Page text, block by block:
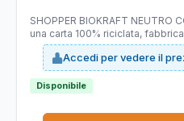
SHOPPER BIOKRAFT NEUTRO
una carta 100% riciclata,
selezionati di altissima qualità,
prodotto e di colorazione; è
COMPOSTABILE. Dimensioni:
da 110gr.
Accedi per vedere il
Disponibile